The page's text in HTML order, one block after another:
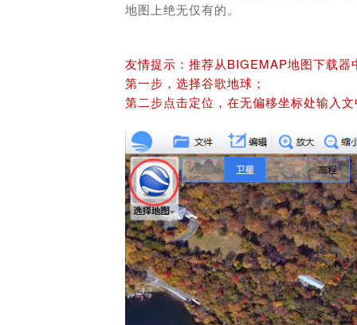
地图上绝无仅有的。
友情提示：推荐从BIGEMAP地图下载器
第一步，选择谷歌地球；
第二步点击定位，在无偏移坐标处输入